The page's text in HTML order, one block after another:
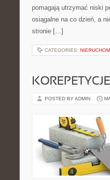
pomagają utrzymać niski
osiągalne na co dzień, a
stronie […]
CATEGORIES:
KOREPETYCJE
POSTED BY ADMIN